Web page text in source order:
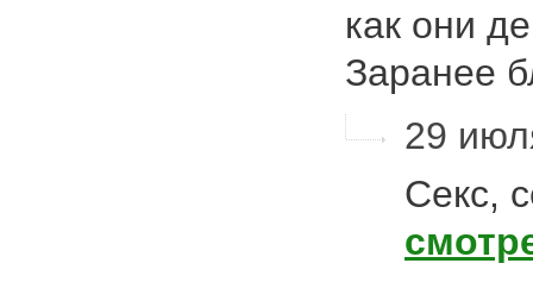
как они
Заранее
29
Секс,